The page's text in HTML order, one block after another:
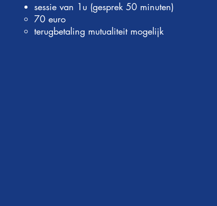
sessie van 1u (gesprek 50 minuten)
70 euro
terugbetaling mutualiteit mogelijk